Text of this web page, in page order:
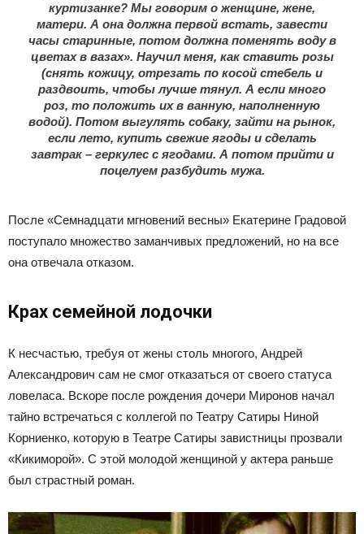
куртизанке? Мы говорим о женщине, жене,
матери. А она должна первой встать, завести
часы старинные, потом должна поменять воду в
цветах в вазах». Научил меня, как ставить розы
(снять кожицу, отрезать по косой стебель и
раздвоить, чтобы лучше тянул. А если много
роз, то положить их в ванную, наполненную
водой). Потом выгулять собаку, зайти на рынок,
если лето, купить свежие ягоды и сделать
завтрак – геркулес с ягодами. А потом прийти и
поцелуем разбудить мужа.
После «Семнадцати мгновений весны» Екатерине Градовой
поступало множество заманчивых предложений, но на все
она отвечала отказом.
Крах семейной лодочки
К несчастью, требуя от жены столь многого, Андрей
Александрович сам не смог отказаться от своего статуса
ловеласа. Вскоре после рождения дочери Миронов начал
тайно встречаться с коллегой по Театру Сатиры Ниной
Корниенко, которую в Театре Сатиры завистницы прозвали
«Кикиморой». С этой молодой женщиной у актера раньше
был страстный роман.